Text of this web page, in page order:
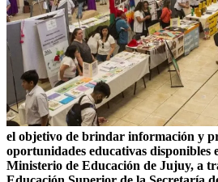
el objetivo de brindar información y
oportunidades educativas disponibles
Ministerio de Educación de Jujuy, a